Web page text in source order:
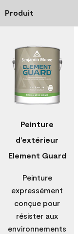
Produit
Peinture
d’extérieur
Element Guard
Peinture
expressément
conçue pour
résister aux
environnements